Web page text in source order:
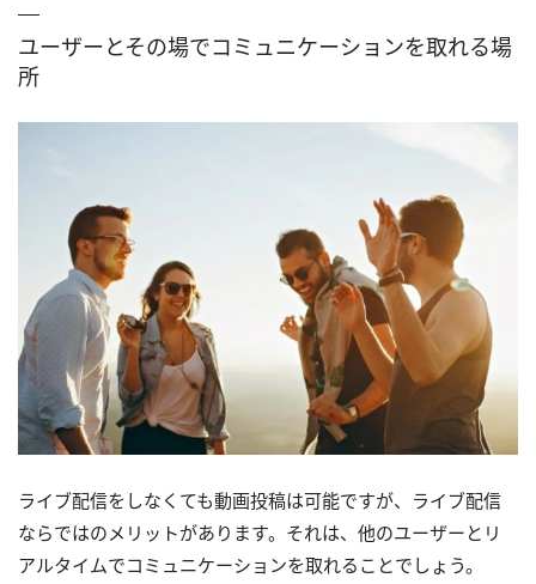
ユーザーとその場でコミュニケーションを取れる場
所
ライブ配信をしなくても動画投稿は可能ですが、ライブ配信
ならではのメリットがあります。それは、他のユーザーとリ
アルタイムでコミュニケーションを取れることでしょう。